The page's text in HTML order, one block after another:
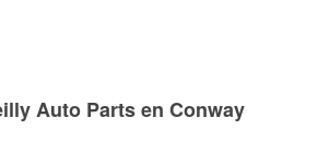
Auto Parts en Conway